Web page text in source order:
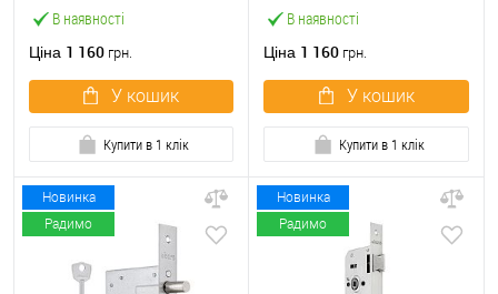
В наявності
нержавіюча сталь
Ціна 1 160 грн.
У кошик
Купити в 1 клік
В наявності
нержавіюча сталь
Ціна 1 160 грн.
У кошик
Купити в 1 клік
Новинка
Радимо
Новинка
Радимо